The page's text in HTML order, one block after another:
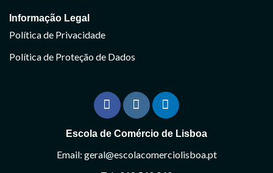
Informação Legal
Política de Privacidade
Política de Proteção de Dados
Escola de Comércio de Lisboa
Email: geral@escolacomerciolisboa.pt